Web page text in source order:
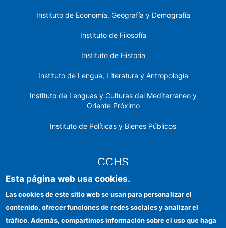
Instituto de Economía, Geografía y Demografía
Instituto de Filosofía
Instituto de Historia
Instituto de Lengua, Literatura y Antropología
Instituto de Lenguas y Culturas del Mediterráneo y
Oriente Próximo
Instituto de Políticas y Bienes Públicos
CCHS
Identidad institucional
Esta página web usa cookies.
Las cookies de este sitio web se usan para personalizar el
contenido, ofrecer funciones de redes sociales y analizar el
tráfico. Además, compartimos información sobre el uso que haga